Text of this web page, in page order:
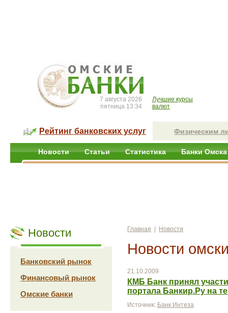
7 августа 2026
пятница 13:34
Лучшие курсы
валют
Рейтинг банковских услуг Физическим
Новости Статьи Статистика Банки Омска
Новости
Банковский рынок
Финансовый рынок
Омские банки
Главная Новости
Новости
21.10.2009
КМБ Банк принял
портала Банкир.Ру на
Источник: Банк Интеза